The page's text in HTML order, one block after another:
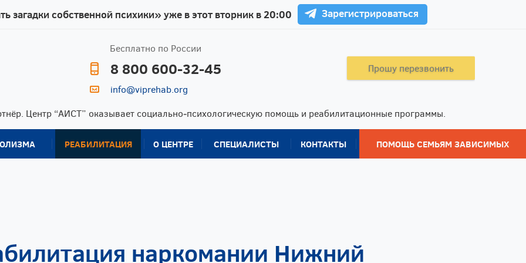
загадки собственной психики» уже в этот вторник в 20:00 Зарегистрироваться
Бесплатно по России
8 800 600-32-45
info@viprehab.org
Прошу перезвонить
Центр “АИСТ” оказывает социально‑психологическую помощь и реабилитационные программы.
Наркологическая
помощь
РЕАБИЛИТАЦИЯ
Ресоциализация
зависимых
Сопровождение
после реабилитации
О ЦЕНТРЕ СПЕЦИАЛИСТЫ КОНТАКТЫ ПОМОЩЬ СЕМЬЯМ ЗАВИСИМЫХ
наркомании Нижний